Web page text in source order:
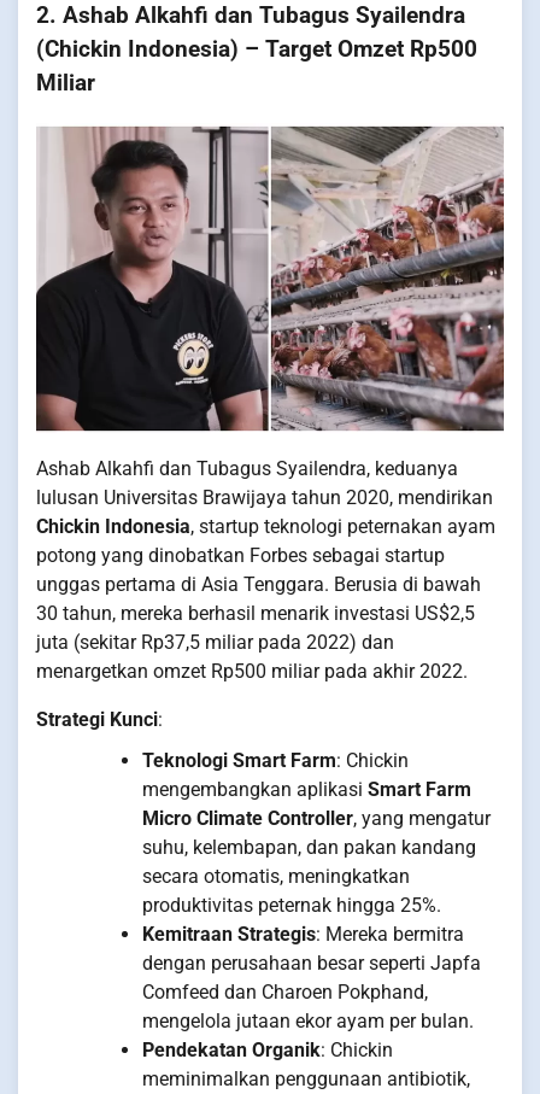
2. Ashab Alkahfi dan Tubagus Syailendra
(Chickin Indonesia) – Target Omzet Rp500
Miliar
Ashab Alkahfi dan Tubagus Syailendra, keduanya
lulusan Universitas Brawijaya tahun 2020, mendirikan
Chickin Indonesia, startup teknologi peternakan ayam
potong yang dinobatkan Forbes sebagai startup
unggas pertama di Asia Tenggara. Berusia di bawah
30 tahun, mereka berhasil menarik investasi US$2,5
juta (sekitar Rp37,5 miliar pada 2022) dan
menargetkan omzet Rp500 miliar pada akhir 2022.
Strategi Kunci:
Teknologi Smart Farm: Chickin
mengembangkan aplikasi Smart Farm
Micro Climate Controller, yang mengatur
suhu, kelembapan, dan pakan kandang
secara otomatis, meningkatkan
produktivitas peternak hingga 25%.
Kemitraan Strategis: Mereka bermitra
dengan perusahaan besar seperti Japfa
Comfeed dan Charoen Pokphand,
mengelola jutaan ekor ayam per bulan.
Pendekatan Organik: Chickin
meminimalkan penggunaan antibiotik,